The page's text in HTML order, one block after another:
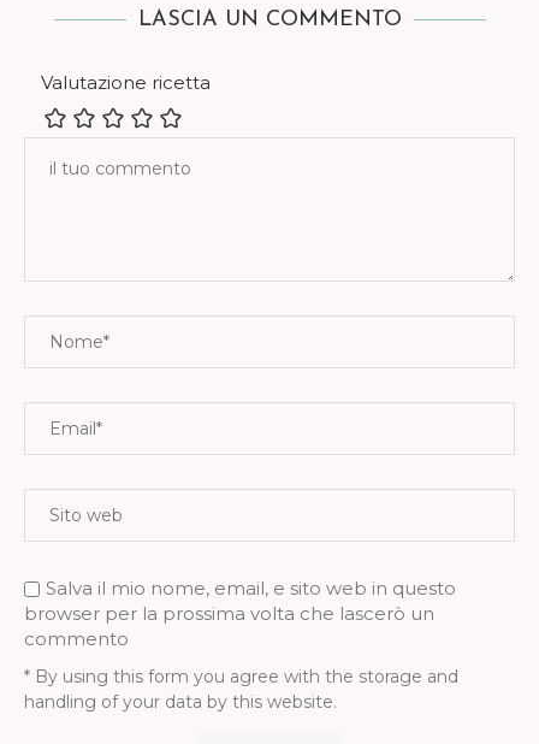
LASCIA UN COMMENTO
Valutazione ricetta
Salva il mio nome, email, e sito web in questo
browser per la prossima volta che lascerò un
commento
* By using this form you agree with the storage and
handling of your data by this website.